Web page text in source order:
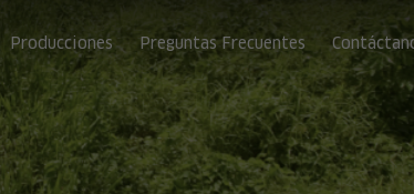
Producciones Preguntas Frecuentes